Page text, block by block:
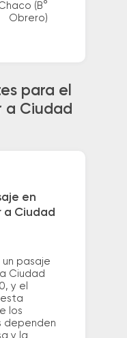
(B°
Obrero)
para el
a Ciudad
en
a Ciudad
pasaje
Ciudad
y el
los
dependen
y la